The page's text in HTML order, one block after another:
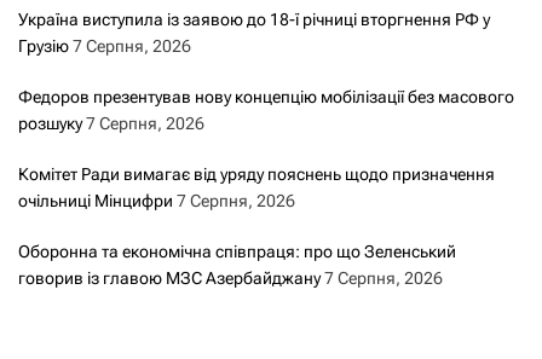
м
и
Україна виступила із заявою до 18-ї річниці вторгнення РФ у
Грузію7 Серпня, 2026
Федоров презентував нову концепцію мобілізації без масового
розшуку7 Серпня, 2026
Комітет Ради вимагає від уряду пояснень щодо призначення
очільниці Мінцифри 7 Серпня, 2026
Оборонна та економічна співпраця: про що Зеленський
говорив із главою МЗС Азербайджану7 Серпня, 2026